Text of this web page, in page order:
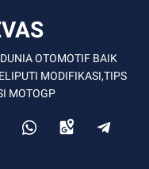
OTOMOTIF BAIK
MODIFIKASI,TIPS
MOTOGP